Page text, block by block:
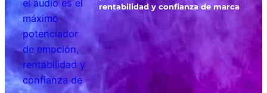
rentabilidad y confianza de marca